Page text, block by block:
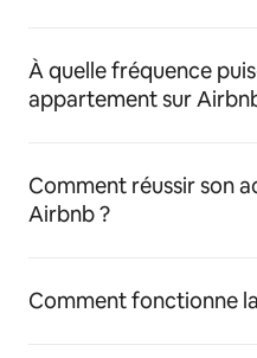
À quelle fréquence
appartement sur
Comment réussir son
Airbnb ?
Comment fonctionne